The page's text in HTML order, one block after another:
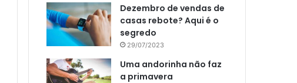
Dezembro de vendas de
casas rebote? Aqui é o
segredo
29/07/2023
Uma andorinha não faz
a primavera